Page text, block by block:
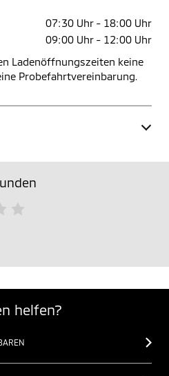
07:30 Uhr - 18:00 Uhr
09:00 Uhr - 12:00 Uhr
Ladenöffnungszeiten keine
Probefahrtvereinbarung.
helfen?